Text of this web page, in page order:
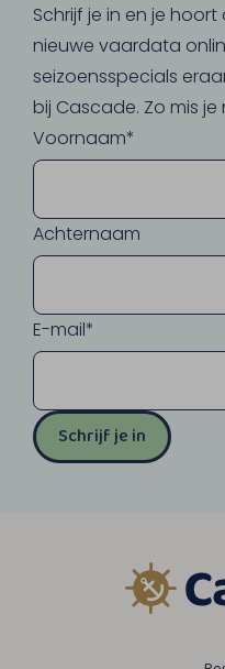
Schrijf je in en je
nieuwe vaardata
seizoensspecials
bij Cascade. Zo mis
Voornaam*
Achternaam
E-mail*
Schrijf je in